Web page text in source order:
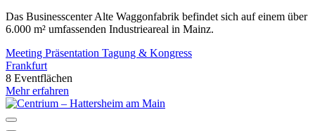
Das Businesscenter Alte Waggonfabrik befindet sich auf einem über
6.000 m² umfassenden Industrieareal in Mainz.
Meeting Präsentation Tagung & Kongress
Frankfurt
8 Eventflächen
Mehr erfahren